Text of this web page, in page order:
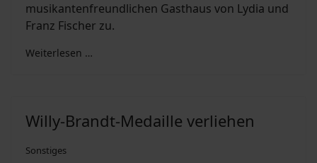
Kommunalwahl 2020
musikantenfreundlichen Gasthaus von Lydia und
Franz Fischer zu.
Weiterlesen …
Willy-Brandt-Medaille verliehen
Sonstiges